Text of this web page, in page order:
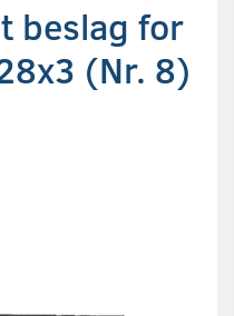
beslag for
(Nr. 8)